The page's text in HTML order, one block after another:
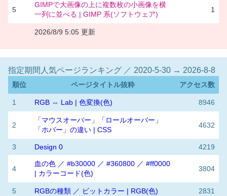
5
GIMPで大画像の上に複数枚の小画像を横
一列に並べる | GIMP 系(ソフトウェア)
1
2026/8/9 5:05 更新
指定期間人気ページランキング ／ 2020-5-30 → 2026-8-8
順位 ページタイトル抜粋 アクセス数
1 RGB ⇔ Lab | 色変換(色) 8946
2
「マウスオーバー」「ロールオーバー」
「ホバー」の違い | CSS
4632
3 Design 0 4219
4
血の色 ／ #b30000 ／ #360800 ／ #ff0000
| カラーコード(色)
3804
5 RGBの種類 ／ ビットカラー | RGB(色) 2831